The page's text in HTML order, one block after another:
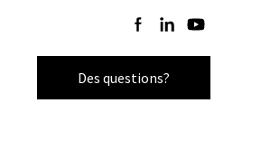
Suivez-nous sur
Suivez-nous sur
Suivez-nous
Des questions?